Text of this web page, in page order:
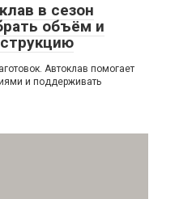
в сезон
объём и
Автоклав помогает
и поддерживать